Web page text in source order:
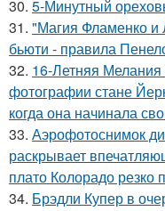
30. 5-Минутный
31. "Магия Фламенко и
бьюти - правила
32. 16-Летняя
фотографии стане
когда она начинала
33. Аэрофотоснимок
раскрывает
плато Колорадо резко
34. Брэдли Купер в